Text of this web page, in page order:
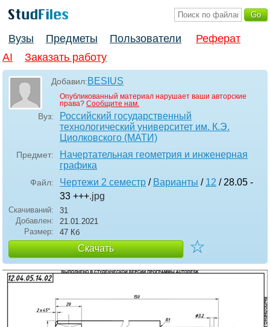
Вузы Предметы Пользователи
Реферат
AI
Заказать работу
Добавил:BESIUS
Опубликованный материал нарушает ваши авторские
права? Сообщите нам.
Вуз:
Российский государственный
технологический университет им. К.Э.
Циолковского (МАТИ)
Предмет:
Начертательная геометрия и инженерная
графика
Файл: Чертежи 2 семестр / Варианты / 12 / 28.05 -
33 +++.jpg
Скачиваний:
31
Добавлен:
21.01.2021
Размер:
47 Кб
Скачать ☆